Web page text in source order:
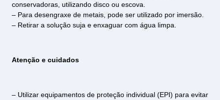
conservadoras, utilizando disco ou escova.
– Para desengraxe de metais, pode ser utilizado por imersão.
– Retirar a solução suja e enxaguar com água limpa.
Atenção e cuidados
– Utilizar equipamentos de proteção individual (EPI) para evitar